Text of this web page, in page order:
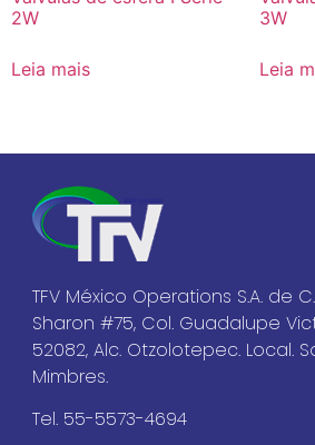
2W
Leia mais
3W
Leia
TFV México Operations S.A. de
Sharon #75, Col. Guadalupe
52082, Alc. Otzolotepec. Local.
Mimbres.
Tel. 55-5573-4694